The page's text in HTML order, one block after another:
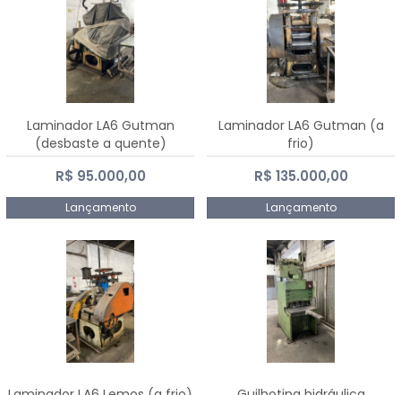
Laminador LA6 Gutman
(desbaste a quente)
R$ 95.000,00
Lançamento
Laminador LA6 Gutman (a
frio)
R$ 135.000,00
Lançamento